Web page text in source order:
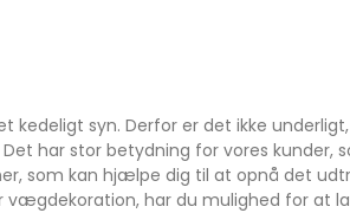
kedeligt syn. Derfor er det ikke
har stor betydning for vores kunder,
som kan hjælpe dig til at opnå det
har du mulighed for at